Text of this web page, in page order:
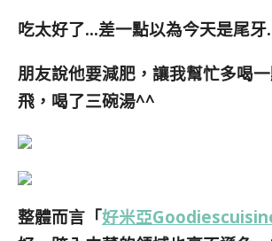
吃太好了…差一點以為今天是尾
朋友說他要減肥，讓我幫忙多喝
飛，喝了三碗湯^^
整體而言「好米亞